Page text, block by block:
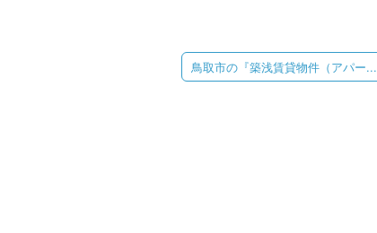
鳥取市の『築浅賃貸物件（アパー...